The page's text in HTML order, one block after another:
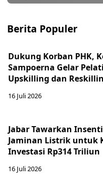
Berita Populer
Dukung Korban PHK,
Sampoerna Gelar
Upskilling dan
16 Juli 2026
Jabar Tawarkan
Jaminan Listrik untuk
Investasi Rp314 Triliun
16 Juli 2026